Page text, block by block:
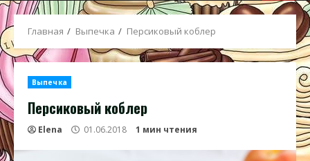
меню
Главная Выпечка Персиковый коблер
Выпечка
Персиковый коблер
Elena 01.06.2018 1 мин чтения